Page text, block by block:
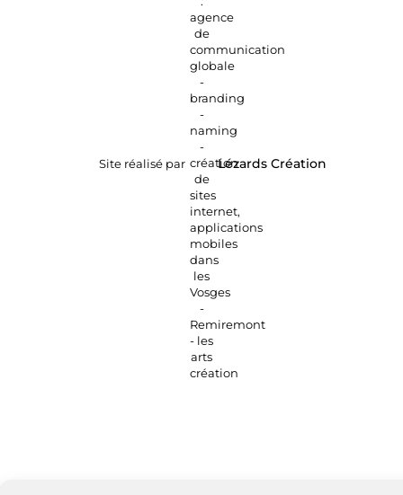
Site réalisé par Lézards Création